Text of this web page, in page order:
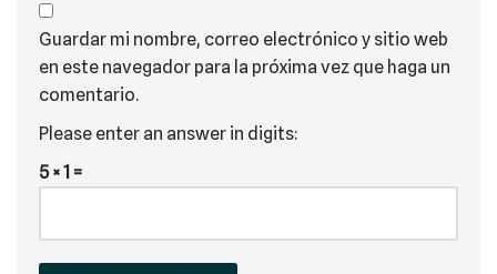
Guardar mi nombre, correo electrónico y sitio web
en este navegador para la próxima vez que haga un
comentario.
Please enter an answer in digits:
5 × 1 =